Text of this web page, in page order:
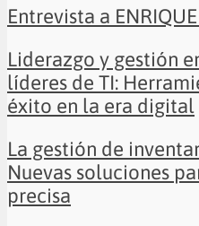
Entrevista a
Liderazgo y gestión
líderes de TI:
éxito en la era digital
La gestión de
Nuevas soluciones
precisa